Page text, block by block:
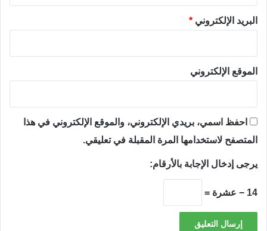
البريد الإلكتروني *
الموقع الإلكتروني
احفظ اسمي، بريدي الإلكتروني، والموقع الإلكتروني في هذا
المتصفح لاستخدامها المرة المقبلة في تعليقي.
يرجى إدخال الإجابة بالأرقام:
14 − عشرة =